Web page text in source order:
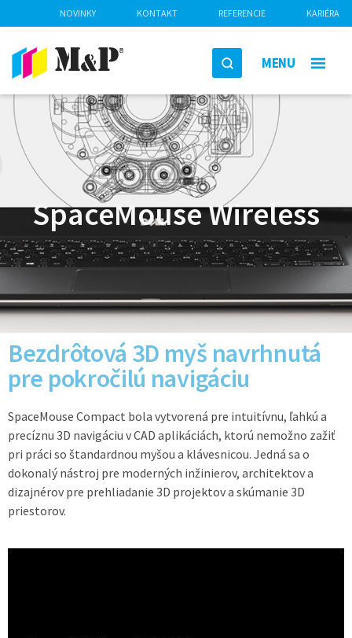
NOVINKY KONTAKT REFERENCIE KARIÉRA
MENU
SpaceMouse Wireless
Bezdrôtová 3D myš navrhnutá
pre pokročilú navigáciu
SpaceMouse Compact bola vytvorená pre intuitívnu, ľahkú a
precíznu 3D navigáciu v CAD aplikáciách, ktorú nemožno zažiť
pri práci so štandardnou myšou a klávesnicou. Jedná sa o
dokonalý nástroj pre moderných inžinierov, architektov a
dizajnérov pre prehliadanie 3D projektov a skúmanie 3D
priestorov.